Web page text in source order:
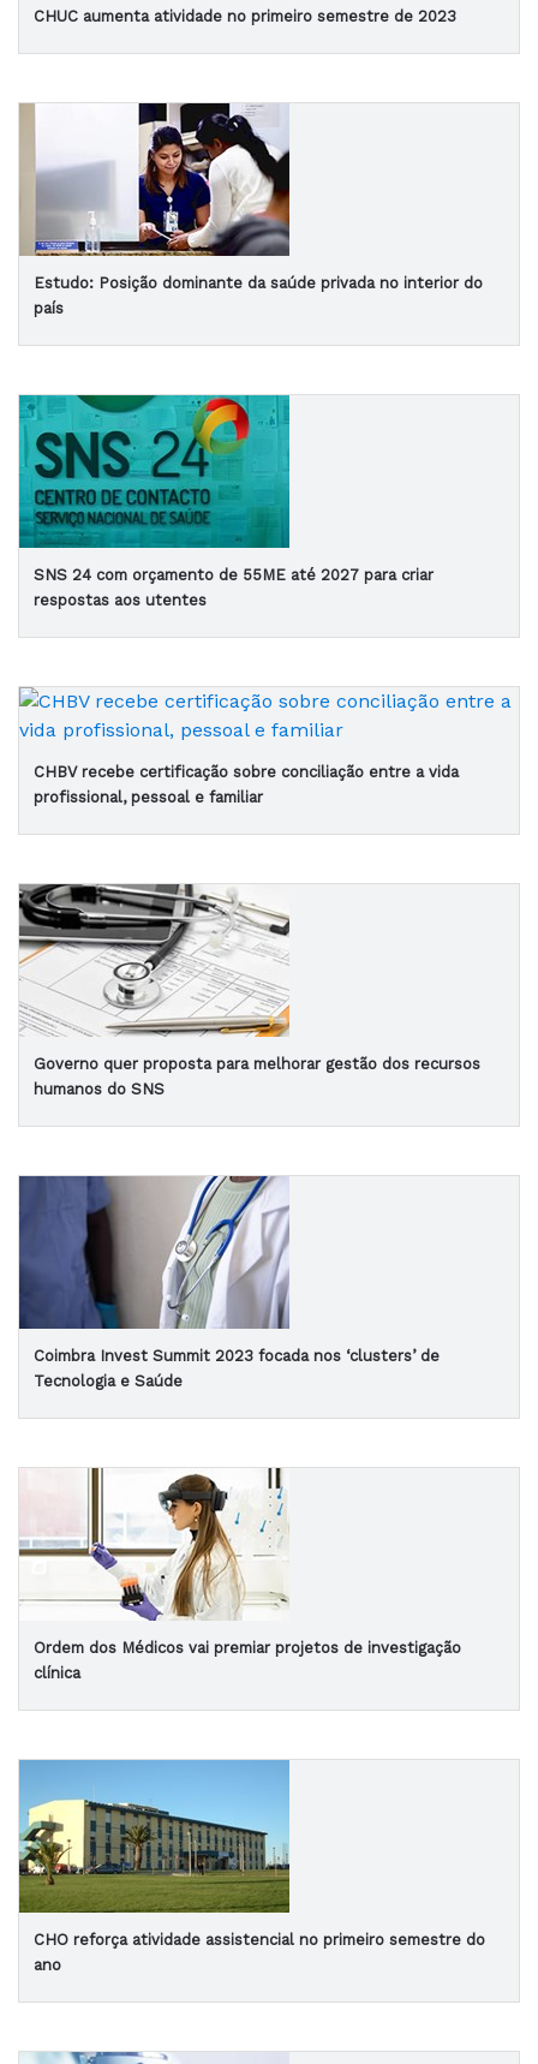
CHUC aumenta atividade no primeiro semestre de 2023
Estudo: Posição dominante da saúde privada no interior do
país
SNS 24 com orçamento de 55ME até 2027 para criar
respostas aos utentes
CHBV recebe certificação sobre conciliação entre a vida
profissional, pessoal e familiar
Governo quer proposta para melhorar gestão dos recursos
humanos do SNS
Coimbra Invest Summit 2023 focada nos ‘clusters’ de
Tecnologia e Saúde
Ordem dos Médicos vai premiar projetos de investigação
clínica
CHO reforça atividade assistencial no primeiro semestre do
ano